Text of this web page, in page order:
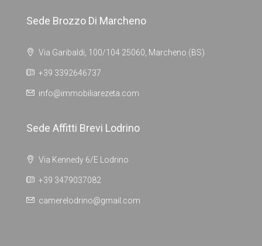
Sede Brozzo Di Marcheno
Via Garibaldi, 100/104 25060, Marcheno (BS)
+39 3392646737
info@immobiliarezeta.com
Sede Affitti Brevi Lodrino
Via Kennedy 6/E Lodrino
+39 3479037082
camerelodrino@gmail.com